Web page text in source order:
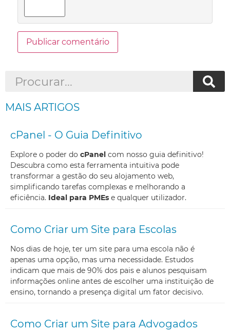
MAIS ARTIGOS
cPanel - O Guia Definitivo
Explore o poder do cPanel com nosso guia definitivo!
Descubra como esta ferramenta intuitiva pode
transformar a gestão do seu alojamento web,
simplificando tarefas complexas e melhorando a
eficiência. Ideal para PMEs e qualquer utilizador.
Como Criar um Site para Escolas
Nos dias de hoje, ter um site para uma escola não é
apenas uma opção, mas uma necessidade. Estudos
indicam que mais de 90% dos pais e alunos pesquisam
informações online antes de escolher uma instituição de
ensino, tornando a presença digital um fator decisivo.
Como Criar um Site para Advogados